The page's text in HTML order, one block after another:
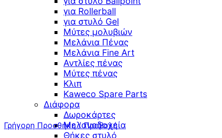
για Rollerball
για στυλό Gel
Μύτες μολυβιών
Μελάνια Πένας
Μελάνια Fine Art
Αντλίες πένας
Μύτες πένας
Κλιπ
Kaweco Spare Parts
Διάφορα
Δωροκάρτες
Μελανοδοχεία
Θήκες στυλό
Γρήγορη Προσθήκη / Προβολή